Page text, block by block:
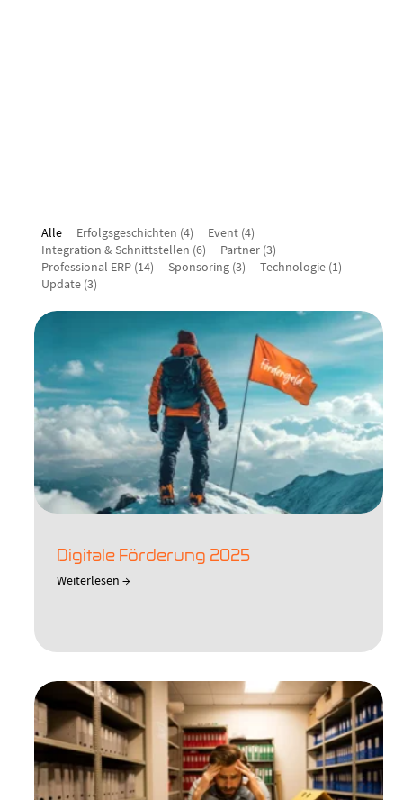
Alle Erfolgsgeschichten (4) Event (4)
Integration & Schnittstellen (6) Partner (3)
Professional ERP (14) Sponsoring (3) Technologie (1)
Update (3)
Digitale Förderung 2025
Weiterlesen →